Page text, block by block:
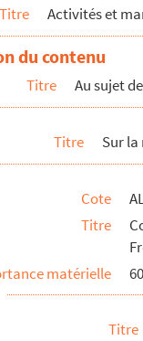
Titre Activités et
du contenu
Titre Au sujet
Titre Sur
Cote
Titre
matérielle
Titre